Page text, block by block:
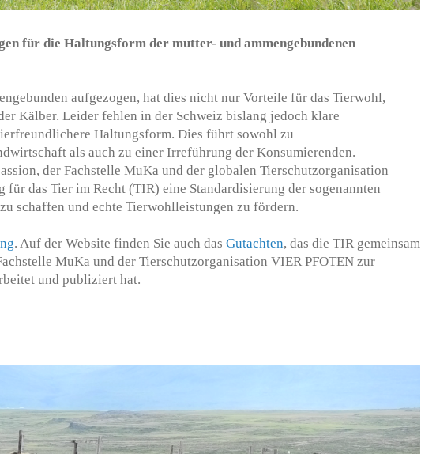
für die Haltungsform der mutter- und ammengebundenen
aufgezogen, hat dies nicht nur Vorteile für das Tierwohl,
Kälber. Leider fehlen in der Schweiz bislang jedoch klare
Haltungsform. Dies führt sowohl zu
als auch zu einer Irreführung der Konsumierenden.
der Fachstelle MuKa und der globalen Tierschutzorganisation
das Tier im Recht (TIR) eine Standardisierung der sogenannten
schaffen und echte Tierwohlleistungen zu fördern.
. Auf der Website finden Sie auch das Gutachten, das die TIR gemeinsam
MuKa und der Tierschutzorganisation VIER PFOTEN zur
und publiziert hat.